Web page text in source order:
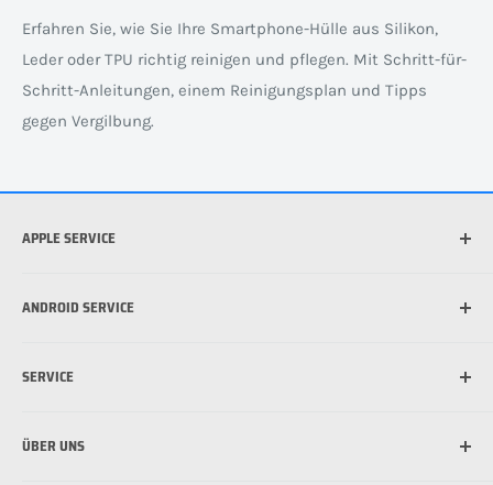
Erfahren Sie, wie Sie Ihre Smartphone-Hülle aus Silikon,
Leder oder TPU richtig reinigen und pflegen. Mit Schritt-für-
Schritt-Anleitungen, einem Reinigungsplan und Tipps
gegen Vergilbung.
APPLE SERVICE
Welche iPad habe ich?
Was ist MagSafe?
ANDROID SERVICE
Schutzfolie für Handy anbringen: So funktioniert's
SERVICE
Zahlungsmöglichkeiten
ÜBER UNS